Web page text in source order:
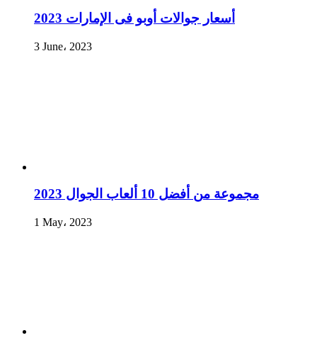
أسعار جوالات أوبو فى الإمارات 2023
3 June، 2023
مجموعة من أفضل 10 ألعاب الجوال 2023
1 May، 2023